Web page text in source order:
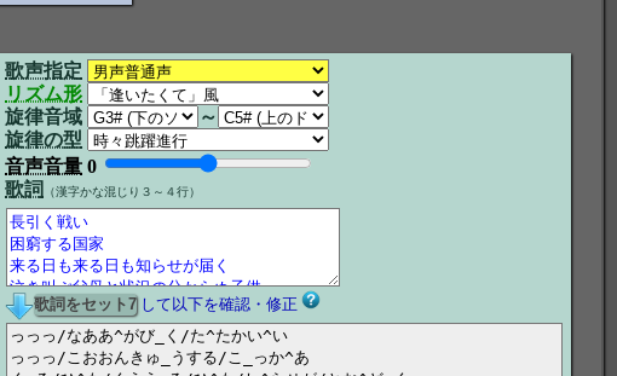
歌声指定
リズム形
旋律音域
～
旋律の型
音声音量 0
歌詞
（漢字かな混じり３～４行）
して以下を確認・修正